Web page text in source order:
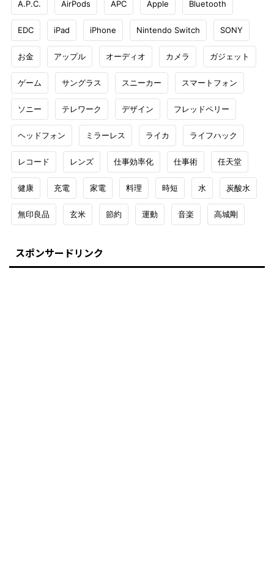
A.P.C. AirPods APC Apple Bluetooth
EDC iPad iPhone Nintendo Switch SONY
お金 アップル オーディオ カメラ ガジェット
ゲーム サングラス スニーカー スマートフォン
ソニー テレワーク デザイン フレッドペリー
ヘッドフォン ミラーレス ライカ ライフハック
レコード レンズ 仕事効率化 仕事術 任天堂
健康 充電 家電 料理 時短 水 炭酸水
無印良品 玄米 節約 運動 音楽 高城剛
スポンサードリンク